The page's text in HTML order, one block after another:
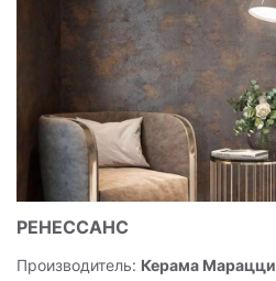
РЕНЕССАНС
Производитель: Керама Марацци